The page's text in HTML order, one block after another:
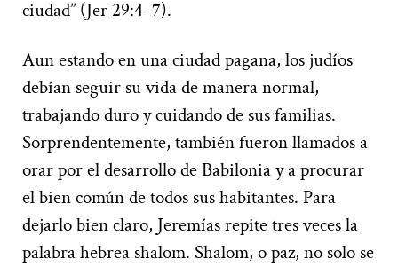
ciudad” (Jer 29:4–7).
Aun estando en una ciudad pagana, los judíos
debían seguir su vida de manera normal,
trabajando duro y cuidando de sus familias.
Sorprendentemente, también fueron llamados a
orar por el desarrollo de Babilonia y a procurar
el bien común de todos sus habitantes. Para
dejarlo bien claro, Jeremías repite tres veces la
palabra hebrea shalom. Shalom, o paz, no solo se